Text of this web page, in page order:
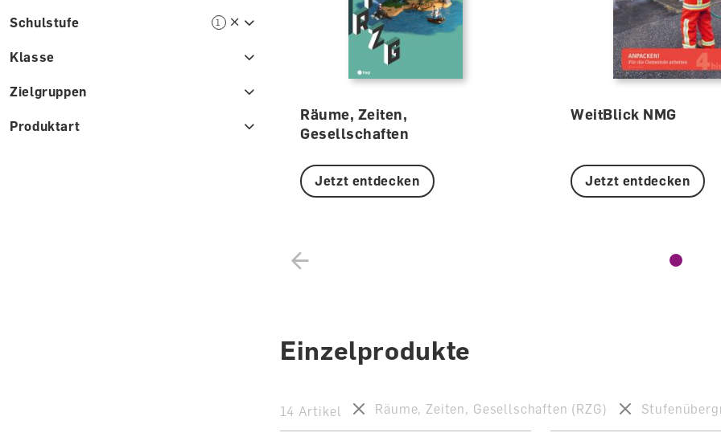
Schulstufe 1
Klasse
Zielgruppen
Produktart
Räume, Zeiten,
Gesellschaften
Jetzt entdecken
WeitBlick NMG
Jetzt entdecken
Einzelprodukte
14 Artikel Räume, Zeiten, Gesellschaften (RZG)